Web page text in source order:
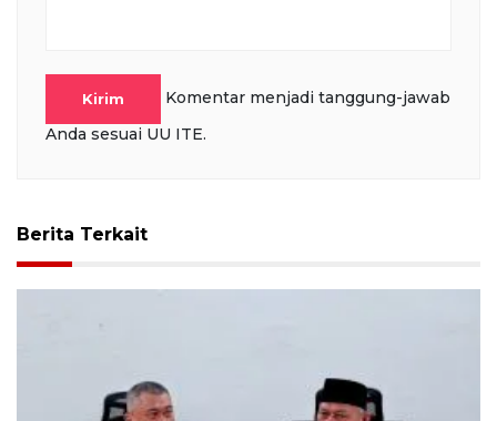
Kirim
Komentar menjadi tanggung-jawab
Anda sesuai UU ITE.
Berita Terkait